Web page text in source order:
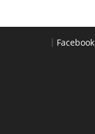
｜ Facebook